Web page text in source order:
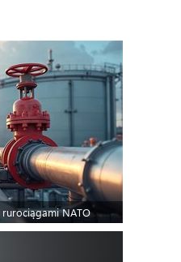
NATO